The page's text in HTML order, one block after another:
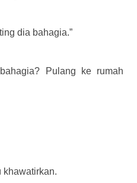
dia bahagia.”
Pulang ke rumah
khawatirkan.